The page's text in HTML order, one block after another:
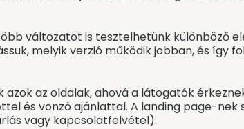
változatot is tesztelhetünk különböző
melyik verzió működik jobban, és
azok az oldalak, ahová a látogatók
és vonzó ajánlattal. A landing page-
vagy kapcsolatfelvétel).